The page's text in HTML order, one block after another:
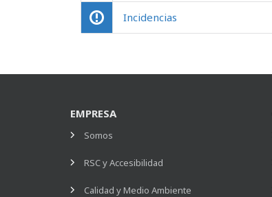
Incidencias
EMPRESA
Somos
RSC y Accesibilidad
Calidad y Medio Ambiente